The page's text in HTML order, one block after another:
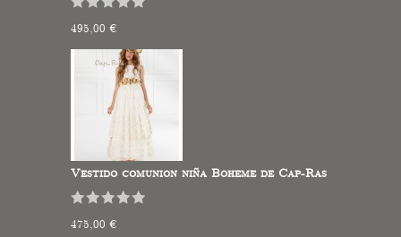
495,00 €
Vestido comunion niña Boheme de Cap-Ras
475,00 €